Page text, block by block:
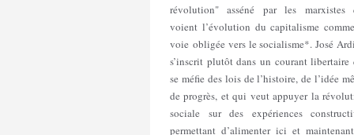
révolution" asséné par les marxistes
voient l’évolution du capitalisme
voie obligée vers le socialisme*. José
s’inscrit plutôt dans un courant libertaire
se méfie des lois de l’histoire, de l’idée
de progrès, et qui veut appuyer la
sociale sur des expériences
permettant d’alimenter ici et